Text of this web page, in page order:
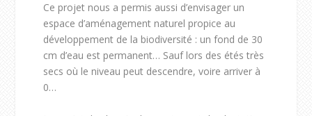
Ce projet nous a permis aussi d’envisager un
espace d’aménagement naturel propice au
développement de la biodiversité : un fond de 30
cm d’eau est permanent… Sauf lors des étés très
secs où le niveau peut descendre, voire arriver à
0…